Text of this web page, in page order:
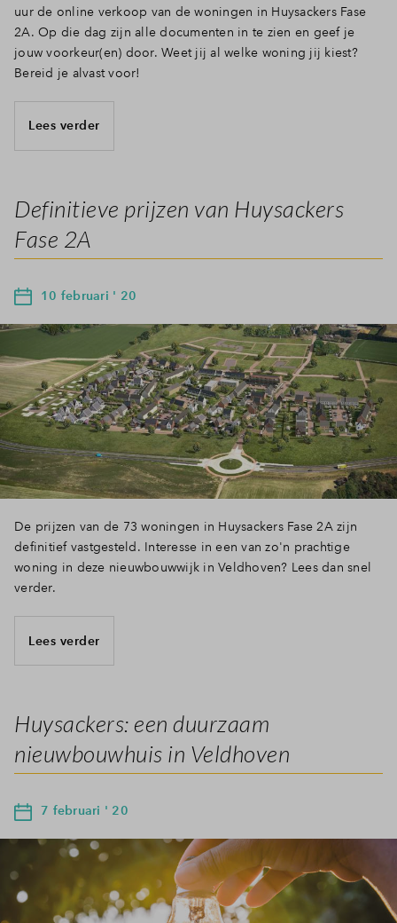
uur de online verkoop van de woningen in Huysackers Fase
2A. Op die dag zijn alle documenten in te zien en geef je
jouw voorkeur(en) door. Weet jij al welke woning jij kiest?
Bereid je alvast voor!
Lees verder
Definitieve prijzen van Huysackers
Fase 2A
10 februari ' 20
De prijzen van de 73 woningen in Huysackers Fase 2A zijn
definitief vastgesteld. Interesse in een van zo'n prachtige
woning in deze nieuwbouwwijk in Veldhoven? Lees dan snel
verder.
Lees verder
Huysackers: een duurzaam
nieuwbouwhuis in Veldhoven
7 februari ' 20